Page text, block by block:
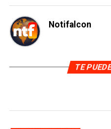
Notifalcon
TE